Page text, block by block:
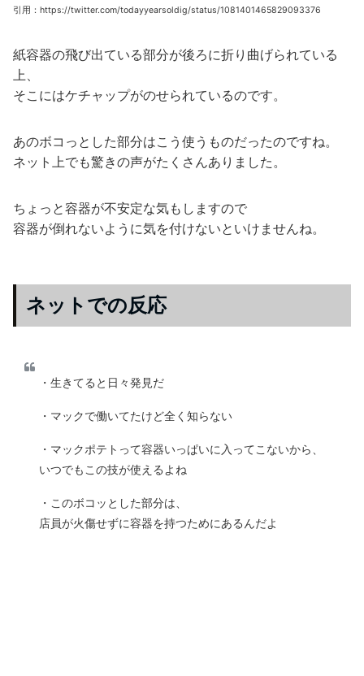
引用：https://twitter.com/todayyearsoldig/status/1081401465829093376
紙容器の飛び出ている部分が後ろに折り曲げられている
上、
そこにはケチャップがのせられているのです。
あのボコっとした部分はこう使うものだったのですね。
ネット上でも驚きの声がたくさんありました。
ちょっと容器が不安定な気もしますので
容器が倒れないように気を付けないといけませんね。
ネットでの反応
・生きてると日々発見だ
・マックで働いてたけど全く知らない
・マックポテトって容器いっぱいに入ってこないから、
いつでもこの技が使えるよね
・このボコッとした部分は、
店員が火傷せずに容器を持つためにあるんだよ